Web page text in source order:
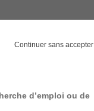
H/F
mois
Continuer sans accepter
d’emploi ou de